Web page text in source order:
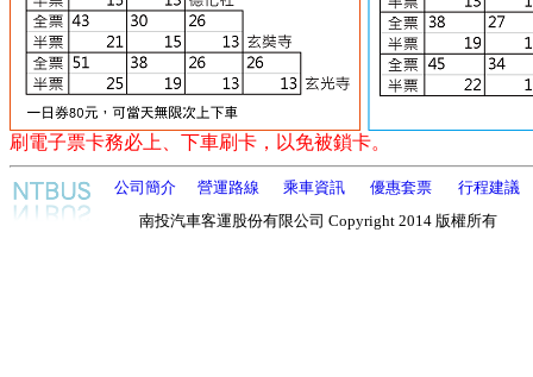
刷電子票卡務必上、下車刷卡，以免被鎖卡。
公司簡介 營運路線 乘車資訊 優惠套票
行程建議
南投汽車客運股份有限公司 Copyright 2014 版權所有